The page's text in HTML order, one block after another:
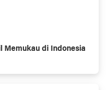
Memukau di Indonesia